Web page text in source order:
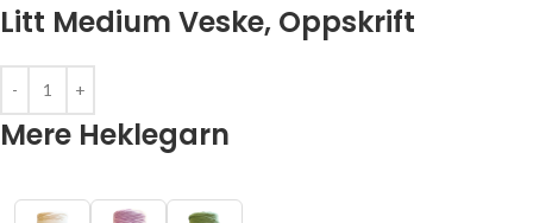
Litt Medium Veske, Oppskrift
Mere Heklegarn